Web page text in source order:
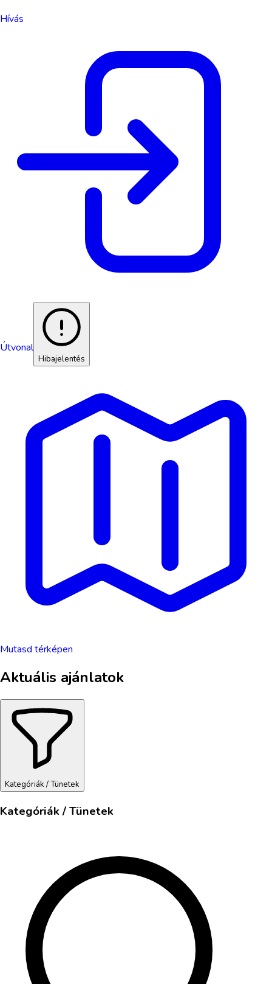
Hívás
Útvonal
Hibajelentés
Mutasd térképen
Aktuális ajánlatok
Kategóriák / Tünetek
Kategóriák / Tünetek